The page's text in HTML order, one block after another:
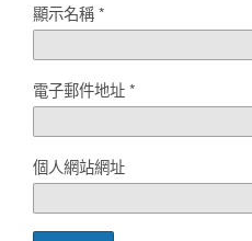
顯示名稱*
電子郵件地址*
個人網站網址